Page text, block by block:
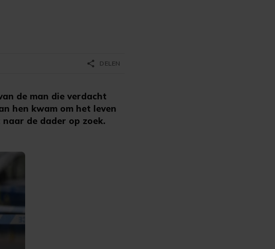
de man die verdacht
hen kwam om het leven
de dader op zoek.
share DELEN